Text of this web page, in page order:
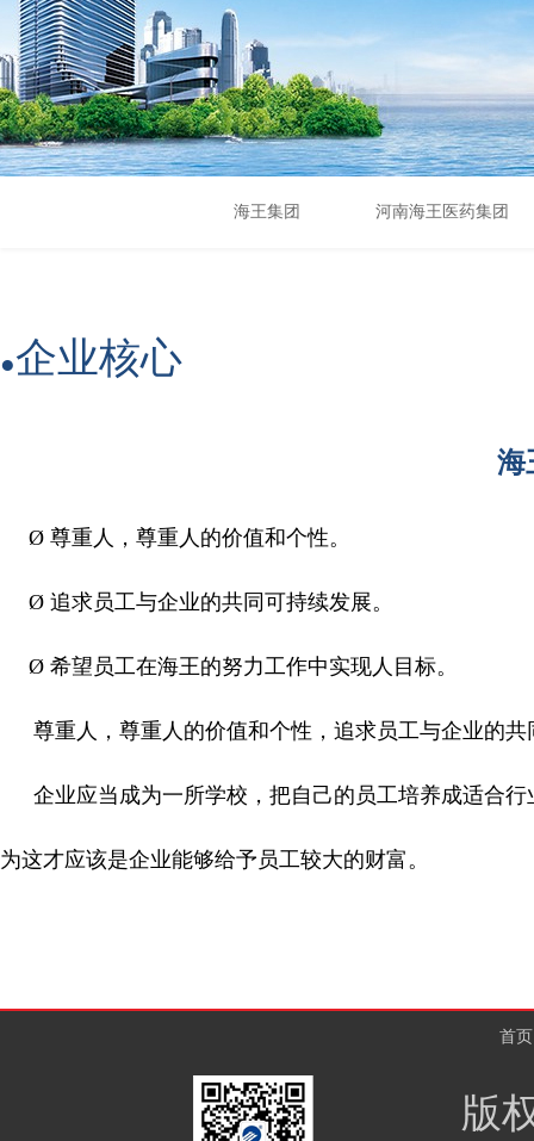
海王集团 河南海王医药集团
●企业核心
海
Ø 尊重人，尊重人的价值和个性。
Ø 追求员工与企业的共同可持续发展。
Ø 希望员工在海王的努力工作中实现人目标。
尊重人，尊重人的价值和个性，追求员工与企业的
企业应当成为一所学校，把自己的员工培养成适合
为这才应该是企业能够给予员工较大的财富。
首页
版